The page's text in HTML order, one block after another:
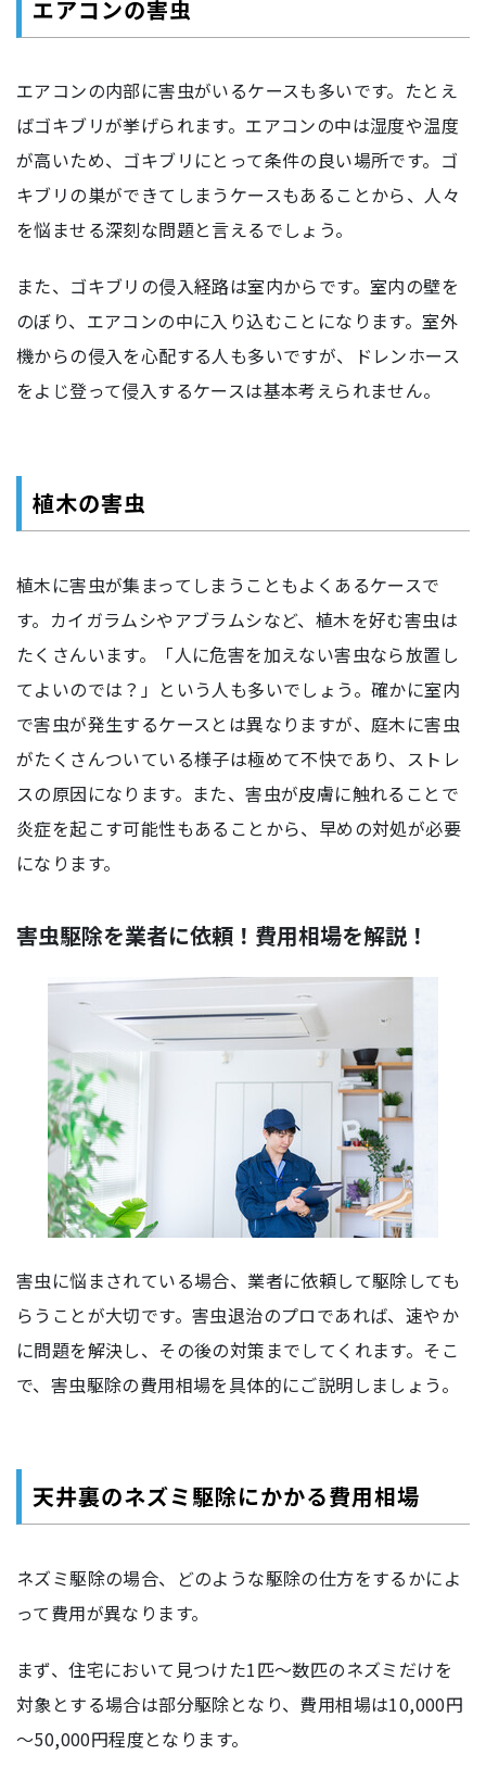
エアコンの害虫
エアコンの内部に害虫がいるケースも多いです。たとえ
ばゴキブリが挙げられます。エアコンの中は湿度や温度
が高いため、ゴキブリにとって条件の良い場所です。ゴ
キブリの巣ができてしまうケースもあることから、人々
を悩ませる深刻な問題と言えるでしょう。
また、ゴキブリの侵入経路は室内からです。室内の壁を
のぼり、エアコンの中に入り込むことになります。室外
機からの侵入を心配する人も多いですが、ドレンホース
をよじ登って侵入するケースは基本考えられません。
植木の害虫
植木に害虫が集まってしまうこともよくあるケースで
す。カイガラムシやアブラムシなど、植木を好む害虫は
たくさんいます。「人に危害を加えない害虫なら放置し
てよいのでは？」という人も多いでしょう。確かに室内
で害虫が発生するケースとは異なりますが、庭木に害虫
がたくさんついている様子は極めて不快であり、ストレ
スの原因になります。また、害虫が皮膚に触れることで
炎症を起こす可能性もあることから、早めの対処が必要
になります。
害虫駆除を業者に依頼！費用相場を解説！
害虫に悩まされている場合、業者に依頼して駆除しても
らうことが大切です。害虫退治のプロであれば、速やか
に問題を解決し、その後の対策までしてくれます。そこ
で、害虫駆除の費用相場を具体的にご説明しましょう。
天井裏のネズミ駆除にかかる費用相場
ネズミ駆除の場合、どのような駆除の仕方をするかによ
って費用が異なります。
まず、住宅において見つけた1匹～数匹のネズミだけを
対象とする場合は部分駆除となり、費用相場は10,000円
～50,000円程度となります。